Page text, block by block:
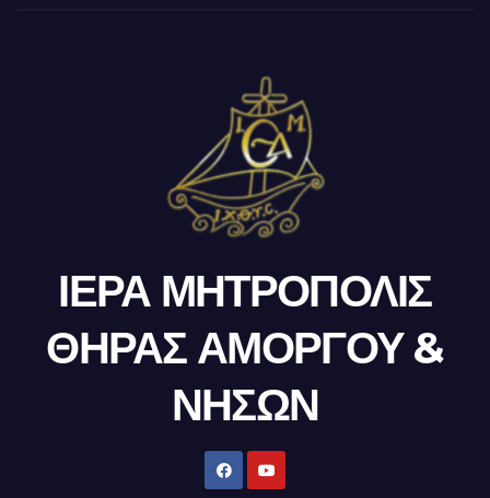
ΙΕΡΑ ΜΗΤΡΟΠΟΛΙΣ
ΘΗΡΑΣ ΑΜΟΡΓΟΥ &
ΝΗΣΩΝ